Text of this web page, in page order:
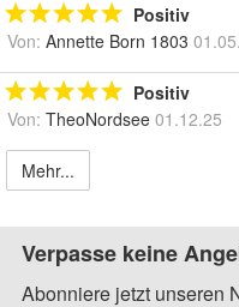
Positiv
Von: Annette Born 1803
Positiv
Von: TheoNordsee 01.12.25
Mehr...
Verpasse keine
Abonniere jetzt unseren